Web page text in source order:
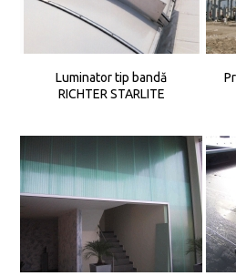
Luminator tip bandă
RICHTER STARLITE